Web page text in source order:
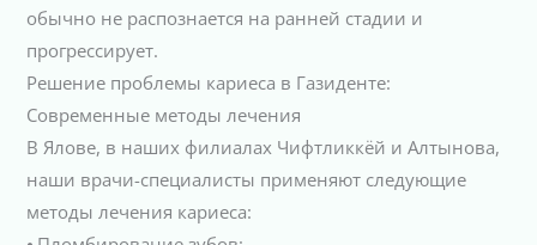
обычно не распознается на ранней стадии и
прогрессирует.
Решение проблемы кариеса в Газиденте:
Современные методы лечения
В Ялове, в наших филиалах Чифтликкёй и Алтынова,
наши врачи-специалисты применяют следующие
методы лечения кариеса: